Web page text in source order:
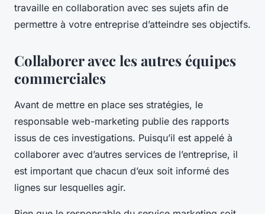
travaille en collaboration avec ses sujets afin de
permettre à votre entreprise d’atteindre ses objectifs.
Collaborer avec les autres équipes
commerciales
Avant de mettre en place ses stratégies, le
responsable web-marketing publie des rapports
issus de ces investigations. Puisqu’il est appelé à
collaborer avec d’autres services de l’entreprise, il
est important que chacun d’eux soit informé des
lignes sur lesquelles agir.